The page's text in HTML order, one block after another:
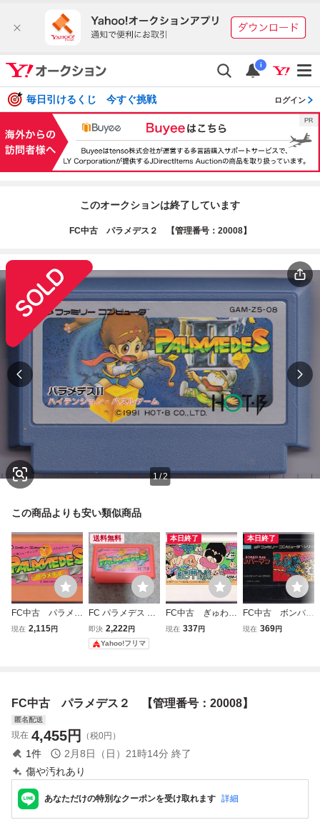
i
毎日引けるくじ 今すぐ挑戦 ログイン
このオークションは終了しています
FC中古 パラメデス２ 【管理番号：20008】
1/2
この商品よりも安い類似商品
FC中古 パラメデ
ス（PALAMEDE
現在 2,115円
送料無料
FC パラメデス フ
ァミコン ソフトの
み PALAMEDES
即決 2,222円
Yahoo!フリマ
本日終了
FC中古 ぎゅわん
ぶらあ自己中心
現在 337円
本日終了
FC中古 ボンバー
マン 【管理番
現在 369円
FC中古 パラメデス２ 【管理番号：20008】
匿名配送
現在 4,455円 （税0円）
1件 2月8日（日）21時14分 終了
傷や汚れあり
あなただけの特別なクーポンを受け取れます 詳細